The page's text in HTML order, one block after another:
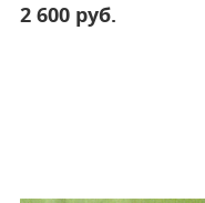
2 600 руб.